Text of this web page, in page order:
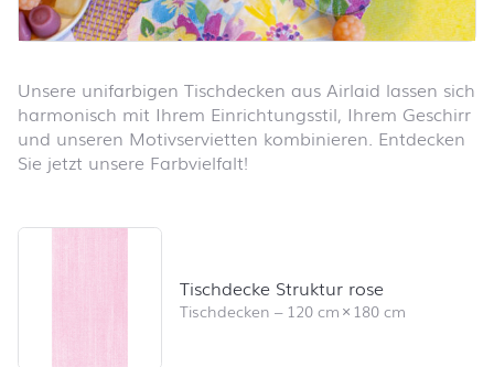
Unsere unifarbigen Tischdecken aus Airlaid lassen sich
harmonisch mit Ihrem Einrichtungsstil, Ihrem Geschirr
und unseren Motivservietten kombinieren. Entdecken
Sie jetzt unsere Farbvielfalt!
Produktliste überspringen und zum Filter springen
Tischdecke Struktur rose
Tischdecken – 120 cm× 180 cm